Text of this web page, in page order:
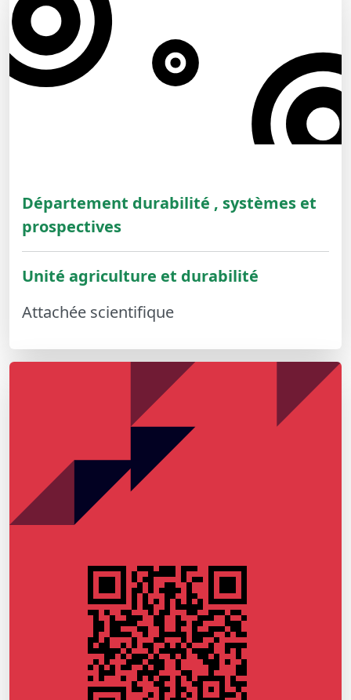
Département durabilité , systèmes et
prospectives
Unité agriculture et durabilité
Attachée scientifique